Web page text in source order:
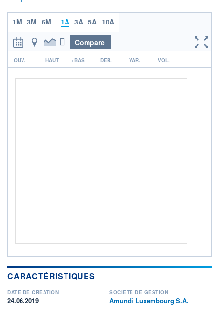
TARIFS PRIVILÉGIÉS 0%
ÉLIGIBILITÉ
PEA PEA-PME BOURSOVIE LUX
CTO BUSINESS
Non éligible Boursobank
ACTIF NET (EUR)
1M 3M 6M 1A 3A 5A 10A
Compare
r
OUV. +HAUT +BAS DER. VAR. VOL.
CARACTÉRISTIQUES
DATE DE CRÉATION
24.06.2019
SOCIÉTÉ DE GESTION
Amundi Luxembourg S.A.